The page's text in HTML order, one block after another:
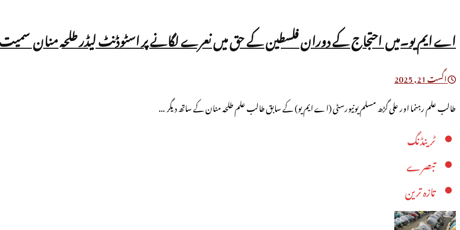
اے ایم یو۔میں احتجاج کے دوران فلسطین کے حق میں نعرے لگانے پر اسٹوڈنٹ لیڈر طلحہ منان سمیت
اگست 21, 2025
طالب علم رہنما اور علی گڑھ مسلم یونیورسٹی (اے ایم یو) کے سابق طالب علم طلحہ منان کے ساتھ دیگر ...
ٹرینڈنگ
تبصرے
تازہ ترین